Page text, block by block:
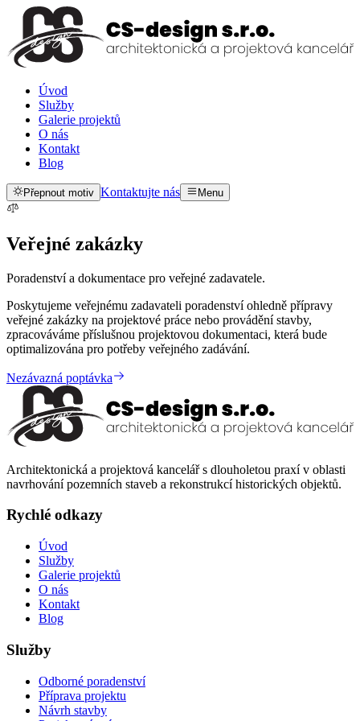
Úvod
Služby
Galerie projektů
O nás
Kontakt
Blog
Přepnout motiv Kontaktujte nás Menu
Veřejné zakázky
Poradenství a dokumentace pro veřejné zadavatele.
Poskytujeme veřejnému zadavateli poradenství ohledně přípravy
veřejné zakázky na projektové práce nebo provádění stavby,
zpracováváme příslušnou projektovou dokumentaci, která bude
optimalizována pro potřeby veřejného zadávání.
Nezávazná poptávka
Architektonická a projektová kancelář s dlouholetou praxí v oblasti
navrhování pozemních staveb a rekonstrukcí historických objektů.
Rychlé odkazy
Úvod
Služby
Galerie projektů
O nás
Kontakt
Blog
Služby
Odborné poradenství
Příprava projektu
Návrh stavby